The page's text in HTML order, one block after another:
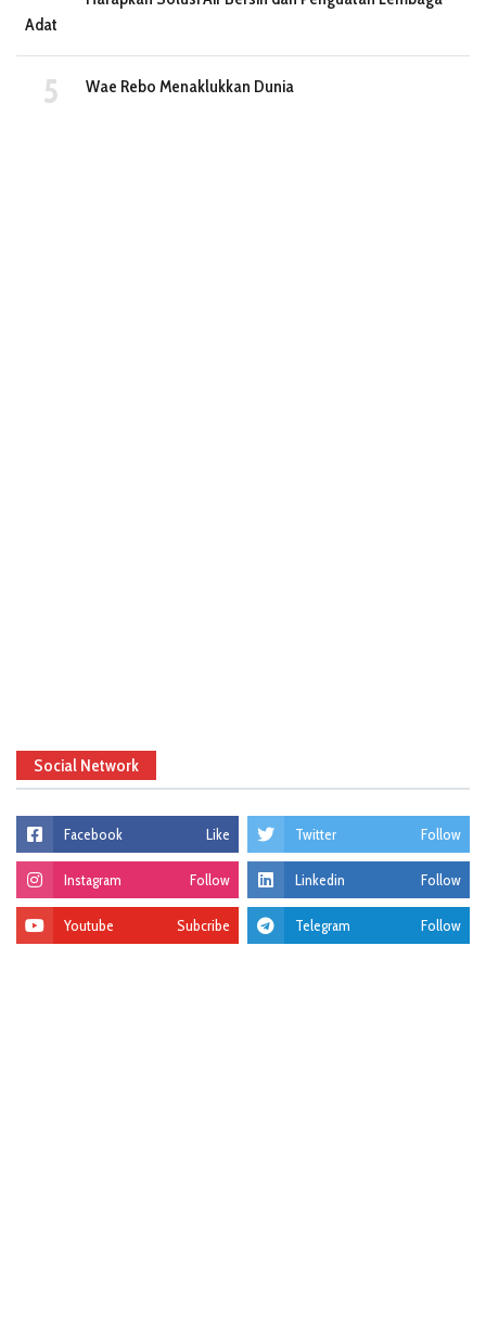
Adat
Wae Rebo Menaklukkan Dunia
Social Network
Facebook Like Twitter Follow
Instagram Follow Linkedin Follow
Youtube Subcribe Telegram Follow